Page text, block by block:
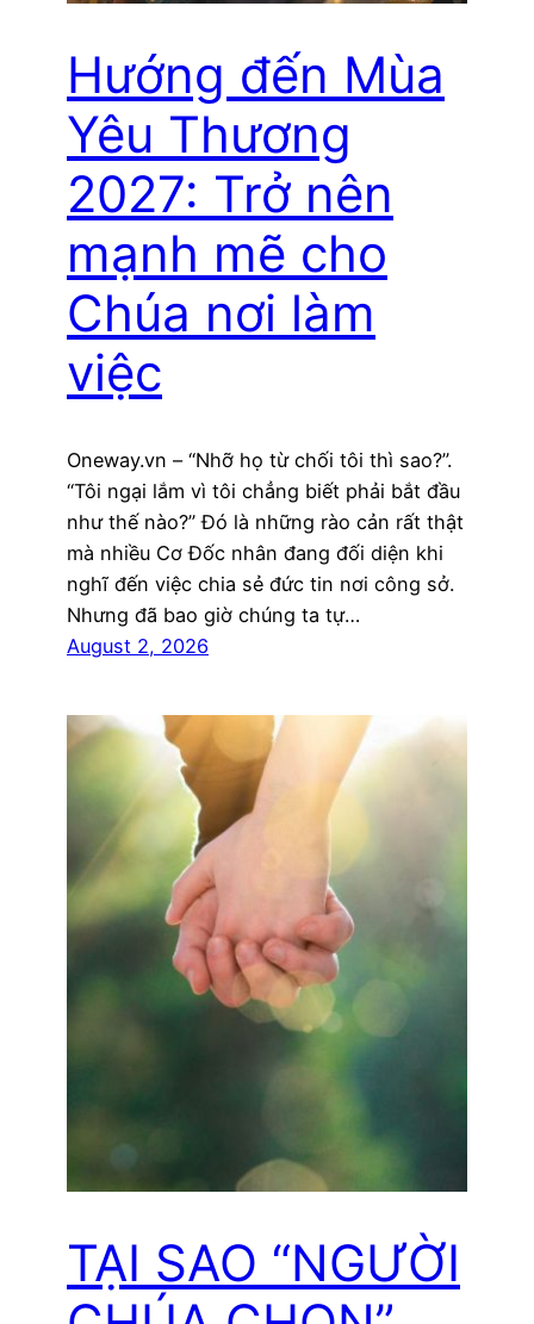
Hướng đến Mùa
Yêu Thương
2027: Trở nên
mạnh mẽ cho
Chúa nơi làm
việc
Oneway.vn – “Nhỡ họ từ chối tôi thì sao?”.
“Tôi ngại lắm vì tôi chẳng biết phải bắt đầu
như thế nào?” Đó là những rào cản rất thật
mà nhiều Cơ Đốc nhân đang đối diện khi
nghĩ đến việc chia sẻ đức tin nơi công sở.
Nhưng đã bao giờ chúng ta tự…
August 2, 2026
TẠI SAO “NGƯỜI